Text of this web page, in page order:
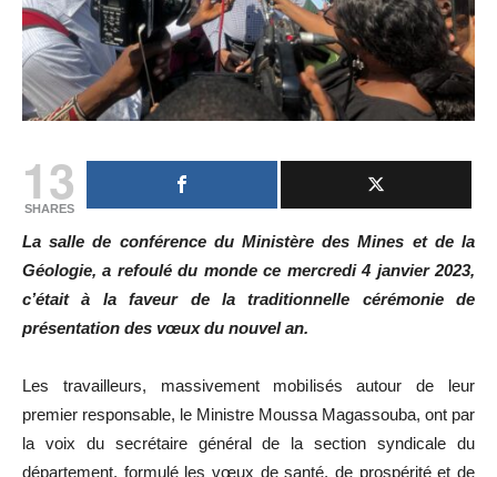
13
SHARES
La salle de conférence du Ministère des Mines et de la
Géologie, a refoulé du monde ce mercredi 4 janvier 2023,
c’était à la faveur de la traditionnelle cérémonie de
présentation des vœux du nouvel an.
Les travailleurs, massivement mobilisés autour de leur
premier responsable, le Ministre Moussa Magassouba, ont par
la voix du secrétaire général de la section syndicale du
département, formulé les vœux de santé, de prospérité et de